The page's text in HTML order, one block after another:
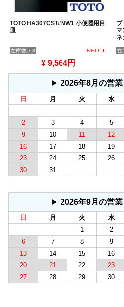
TOTO HA307CST#NW1 小便器用目
皿
在庫数：3 5%OFF
¥ 9,564円
ブ
マ
ネ
在
2026年8月の営
日 月 火 水
2
3 4 5
9
10 11 12
16
17 18 19
23
24 25 26
30
31
2026年9月の営
日 月 火 水
1
2
6
7 8 9
13
14 15 16
20
21 22 23
27
28 29 30